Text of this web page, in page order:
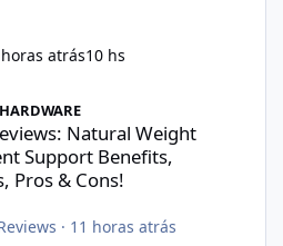
atrás10 hs
Weight Management Support
Natural Weight
Support Benefits,
Pros & Cons!
· 11 horas atrás